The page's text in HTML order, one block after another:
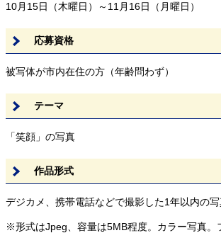
10月15日（木曜日）～11月16日（月曜日）
応募資格
被写体が市内在住の方（年齢問わず）
テーマ
「笑顔」の写真
作品形式
デジカメ、携帯電話などで撮影した1年以内の
※形式はJpeg、容量は5MB程度。カラー写真。